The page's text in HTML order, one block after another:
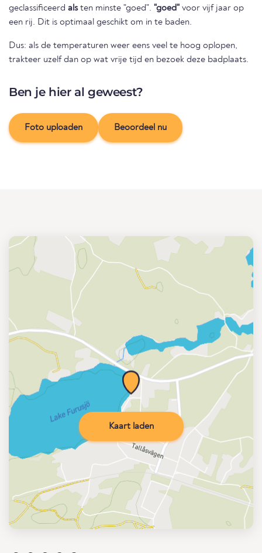
geclassificeerd alsten minste "goed". "goed" voor vijf jaar op
een rij. Dit is optimaal geschikt om in te baden.
Dus: als de temperaturen weer eens veel te hoog oplopen,
trakteer uzelf dan op wat vrije tijd en bezoek deze badplaats.
Ben je hier al geweest?
Foto uploaden Beoordeel nu
Kaart laden